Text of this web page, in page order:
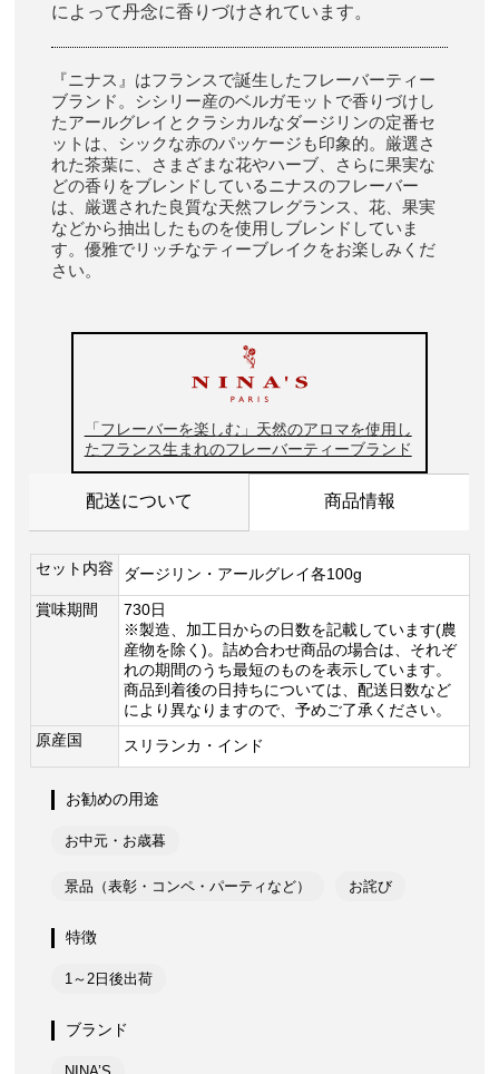
によって丹念に香りづけされています。
『ニナス』はフランスで誕生したフレーバーティー
ブランド。シシリー産のベルガモットで香りづけし
たアールグレイとクラシカルなダージリンの定番セ
ットは、シックな赤のパッケージも印象的。厳選さ
れた茶葉に、さまざまな花やハーブ、さらに果実な
どの香りをブレンドしているニナスのフレーバー
は、厳選された良質な天然フレグランス、花、果実
などから抽出したものを使用しブレンドしていま
す。優雅でリッチなティーブレイクをお楽しみくだ
さい。
「フレーバーを楽しむ」天然のアロマを使用し
たフランス生まれのフレーバーティーブランド
配送について 商品情報
セット内容
ダージリン・アールグレイ各100g
賞味期間
730日
※製造、加工日からの日数を記載しています(農
産物を除く)。詰め合わせ商品の場合は、それぞ
れの期間のうち最短のものを表示しています。
商品到着後の日持ちについては、配送日数など
により異なりますので、予めご了承ください。
原産国
スリランカ・インド
お勧めの用途
お中元・お歳暮
景品（表彰・コンペ・パーティなど） お詫び
特徴
1～2日後出荷
ブランド